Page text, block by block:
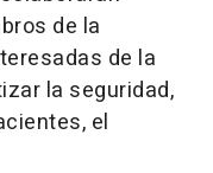
de la
de la
la seguridad,
el